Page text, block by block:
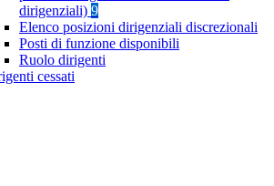
dirigenziali) 9
Elenco posizioni dirigenziali discrezionali
Posti di funzione disponibili
Ruolo dirigenti
cessati